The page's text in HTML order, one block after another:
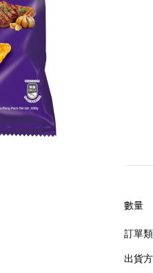
數量
訂單
出貨